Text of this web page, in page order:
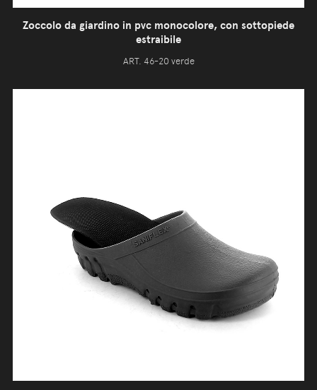
Zoccolo da giardino in pvc monocolore, con sottopiede
estraibile
ART. 46-20 verde